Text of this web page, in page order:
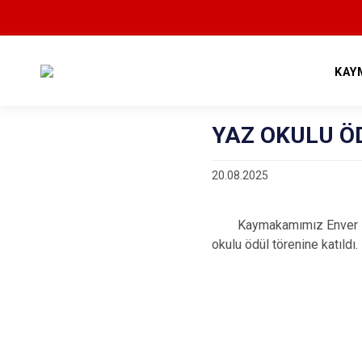
YAZ OKULU
20.08.2025
Kaymakamımız Enver
okulu ödül törenine katıldı.